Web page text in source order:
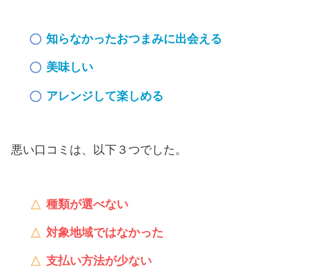
知らなかったおつまみに出会える
美味しい
アレンジして楽しめる
悪い口コミは、以下３つでした。
種類が選べない
対象地域ではなかった
支払い方法が少ない